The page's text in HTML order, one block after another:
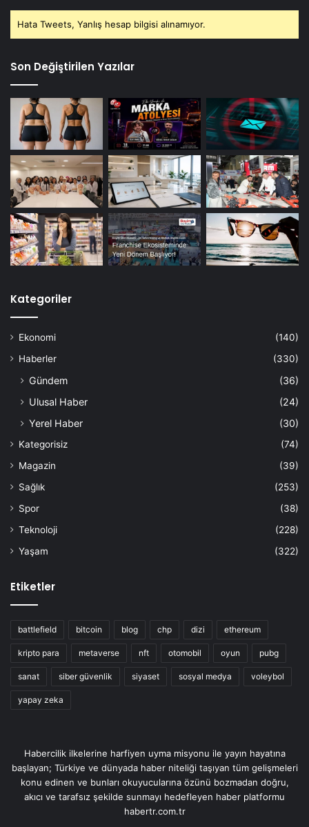
Hata Tweets, Yanlış hesap bilgisi alınamıyor.
Son Değiştirilen Yazılar
Kategoriler
Ekonomi
(140)
Haberler
(330)
Gündem
(36)
Ulusal Haber
(24)
Yerel Haber
(30)
Kategorisiz
(74)
Magazin
(39)
Sağlık
(253)
Spor
(38)
Teknoloji
(228)
Yaşam
(322)
Etiketler
battlefield bitcoin blog chp dizi ethereum
kripto para metaverse nft otomobil oyun pubg
sanat siber güvenlik siyaset sosyal medya voleybol
yapay zeka
Habercilik ilkelerine harfiyen uyma misyonu ile yayın hayatına
başlayan; Türkiye ve dünyada haber niteliği taşıyan tüm gelişmeleri
konu edinen ve bunları okuyucularına özünü bozmadan doğru,
akıcı ve tarafsız şekilde sunmayı hedefleyen haber platformu
habertr.com.tr